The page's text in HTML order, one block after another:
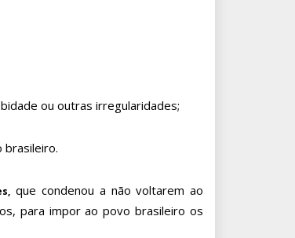
ou outras irregularidades;
brasileiro.
que condenou a não voltarem ao
para impor ao povo brasileiro os